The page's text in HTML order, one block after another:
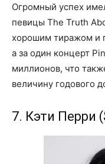
Огромный успех
певицы The Truth
хорошим тиражом и
а за один концерт
миллионов, что
величину годового
7. Кэти Перри